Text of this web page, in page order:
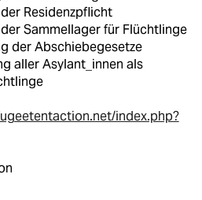
Residenzpflicht
Sammellager für Flüchtlinge
der Abschiebegesetze
aller Asylant_innen als
index.php?